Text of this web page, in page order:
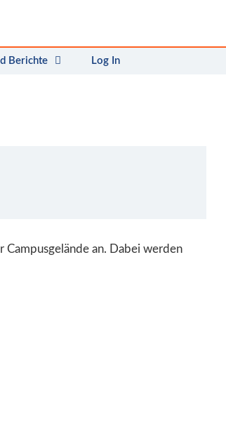
Berichte Log In
Campusgelände an. Dabei werden